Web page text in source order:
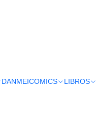
DANMEICOMICS LIBROS